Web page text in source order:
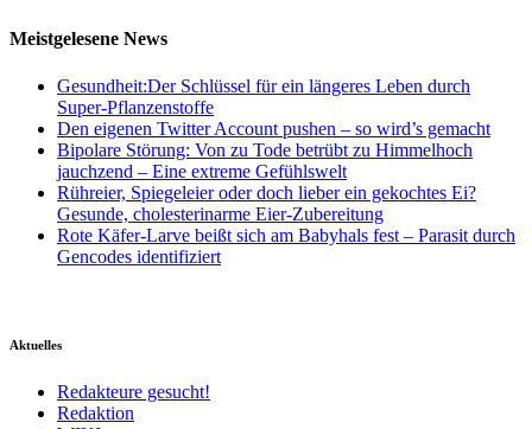
Meistgelesene News
Gesundheit:Der Schlüssel für ein längeres Leben durch
Super-Pflanzenstoffe
Den eigenen Twitter Account pushen – so wird’s gemacht
Bipolare Störung: Von zu Tode betrübt zu Himmelhoch
jauchzend – Eine extreme Gefühlswelt
Rühreier, Spiegeleier oder doch lieber ein gekochtes Ei?
Gesunde, cholesterinarme Eier-Zubereitung
Rote Käfer-Larve beißt sich am Babyhals fest – Parasit durch
Gencodes identifiziert
Aktuelles
Redakteure gesucht!
Redaktion